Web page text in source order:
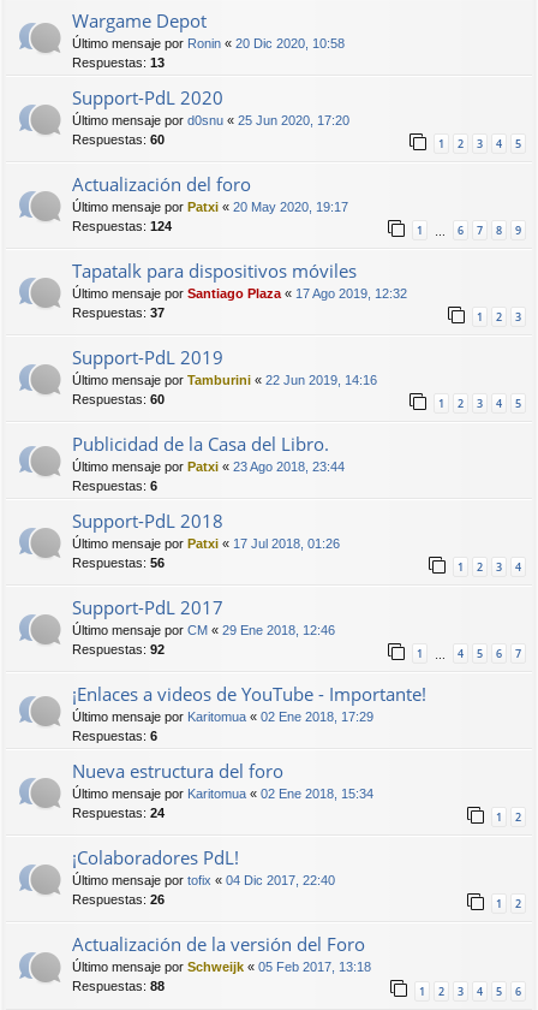
Wargame Depot
Último mensaje por Ronin « 20 Dic 2020, 10:58
Respuestas: 13
Support-PdL 2020
Último mensaje por d0snu « 25 Jun 2020, 17:20
Respuestas: 60 1 2 3 4 5
Actualización del foro
Último mensaje por Patxi « 20 May 2020, 19:17
Respuestas: 124 1 6 7 8 9
Tapatalk para dispositivos móviles
Último mensaje por Santiago Plaza « 17 Ago 2019, 12:32
Respuestas: 37 1 2 3
Support-PdL 2019
Último mensaje por Tamburini « 22 Jun 2019, 14:16
Respuestas: 60 1 2 3 4 5
Publicidad de la Casa del Libro.
Último mensaje por Patxi « 23 Ago 2018, 23:44
Respuestas: 6
Support-PdL 2018
Último mensaje por Patxi « 17 Jul 2018, 01:26
Respuestas: 56 1 2 3 4
Support-PdL 2017
Último mensaje por CM « 29 Ene 2018, 12:46
Respuestas: 92 1 … 4 5 6 7
¡Enlaces a videos de YouTube - Importante!
Último mensaje por Karitomua « 02 Ene 2018, 17:29
Respuestas: 6
Nueva estructura del foro
Último mensaje por Karitomua « 02 Ene 2018, 15:34
Respuestas: 24 1 2
¡Colaboradores PdL!
Último mensaje por tofix « 04 Dic 2017, 22:40
Respuestas: 26 1 2
Actualización de la versión del Foro
Último mensaje por Schweijk « 05 Feb 2017, 13:18
Respuestas: 88 1 2 3 4 5 6